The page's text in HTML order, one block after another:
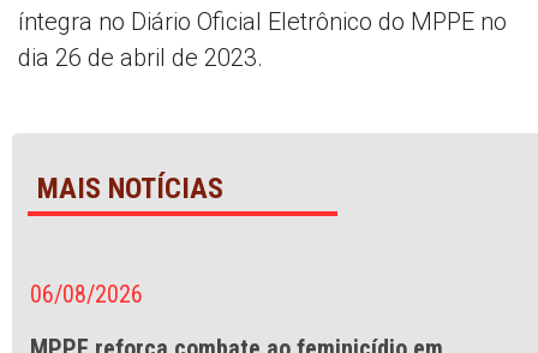
íntegra no Diário Oficial Eletrônico do MPPE no
dia 26 de abril de 2023.
MAIS NOTÍCIAS
06/08/2026